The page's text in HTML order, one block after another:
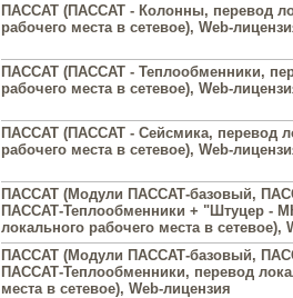
ПАССАТ (ПАССАТ - Колонны, перевод
рабочего места в сетевое), Web-
ПАССАТ (ПАССАТ - Теплообменники,
рабочего места в сетевое), Web-
ПАССАТ (ПАССАТ - Сейсмика, перевод
рабочего места в сетевое), Web-
ПАССАТ (Модули ПАССАТ-базовый,
ПАССАТ-Теплообменники + "Штуцер -
локального рабочего места в сетевое),
ПАССАТ (Модули ПАССАТ-базовый,
ПАССАТ-Теплообменники, перевод
места в сетевое), Web-лицензия